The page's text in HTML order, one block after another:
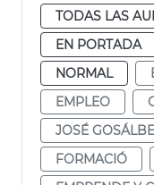
TODAS LAS
EN PORTADA
NORMAL
EMPLEO
JOSÉ
FORMACIÓ